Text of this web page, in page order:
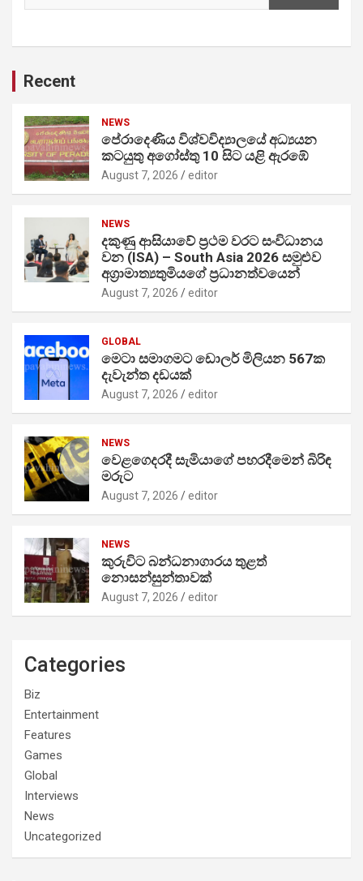
Recent
NEWS
පේරාදෙණිය විශ්වවිද්‍යාලයේ අධ්‍යයන
කටයුතු අගෝස්තු 10 සිට යළි ඇරඹේ
August 7, 2026 editor
NEWS
දකුණු ආසියාවේ ප්‍රථම වරට සංවිධානය
වන (ISA) – South Asia 2026 සමුළුව
අග්‍රාමාත්‍යතුමියගේ ප්‍රධානත්වයෙන්
August 7, 2026 editor
GLOBAL
මෙටා සමාගමට ඩොලර් මිලියන 567ක
දැවැන්ත දඩයක්
August 7, 2026 editor
NEWS
වෙළගෙදරදී සැමියාගේ පහරදීමෙන් බිරිඳ
මරුට
August 7, 2026 editor
NEWS
කුරුවිට බන්ධනාගාරය තුළත්
නොසන්සුන්තාවක්
August 7, 2026 editor
Categories
Biz
Entertainment
Features
Games
Global
Interviews
News
Uncategorized